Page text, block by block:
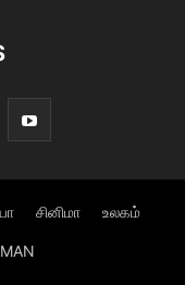
சினிமா உலகம்